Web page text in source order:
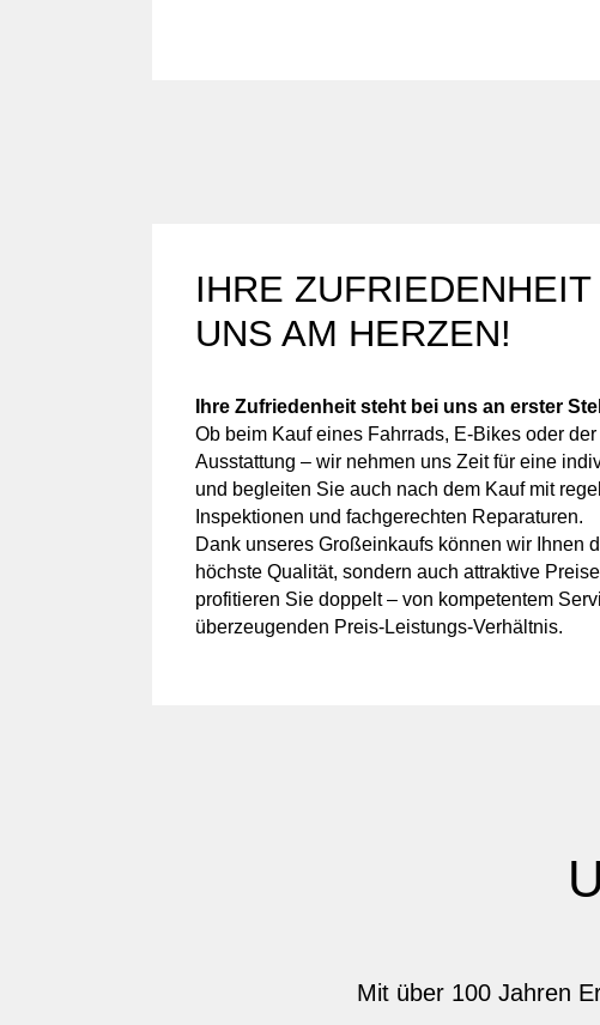
IHRE
UNS AM HERZEN!
Ihre Zufriedenheit steht bei uns an erster
Ob beim Kauf eines Fahrrads, E-Bikes oder
Ausstattung – wir nehmen uns Zeit für eine
und begleiten Sie auch nach dem Kauf mit
Inspektionen und fachgerechten Reparaturen.
Dank unseres Großeinkaufs können wir Ihnen
höchste Qualität, sondern auch attraktive
profitieren Sie doppelt – von kompetentem
überzeugenden Preis-Leistungs-Verhältnis.
Mit über 100 Jahren